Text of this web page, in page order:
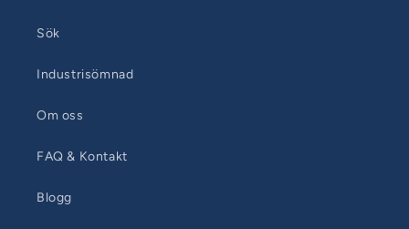
Sök
Industrisömnad
Om oss
FAQ & Kontakt
Blogg